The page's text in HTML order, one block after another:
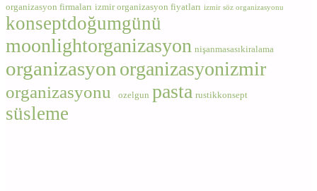
organizasyon firmaları izmir organizasyon fiyatları izmir söz organizasyonu
konseptdoğumgünü
moonlightorganizasyon nişanmasasıkiralama
organizasyon organizasyonizmir
organizasyonu ozelgun pasta rustikkonsept
süsleme